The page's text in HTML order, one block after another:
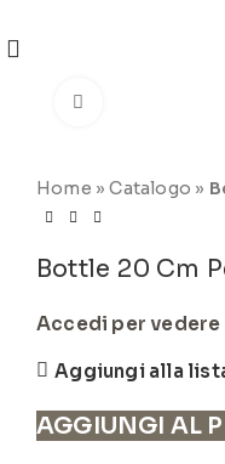
Home »Catalogo »
Bottle 20 Cm
Accedi per vedere
Aggiungi alla
AGGIUNGI AL